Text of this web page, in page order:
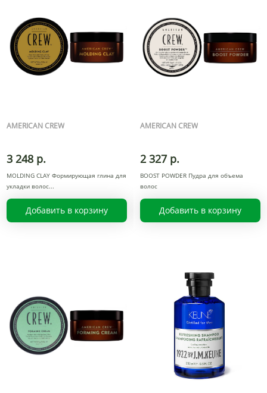
AMERICAN CREW
3 248 р.
MOLDING CLAY Формирующая глина для
укладки волос
Добавить в корзину
AMERICAN CREW
2 327 р.
BOOST POWDER Пудра для объема
волос
Добавить в корзину